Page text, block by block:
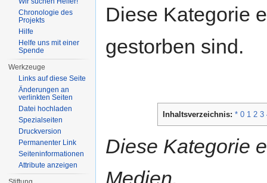
Diese Kategorie
gestorben sind.
Inhaltsverzeichnis: * 0 1 2 3
Diese Kategorie
Chronologie des
Projekts
Hilfe
Helfe uns mit einer
Spende
Werkzeuge
Links auf diese Seite
Änderungen an
verlinkten Seiten
Datei hochladen
Spezialseiten
Druckversion
Permanenter Link
Seiten­informationen
Attribute anzeigen